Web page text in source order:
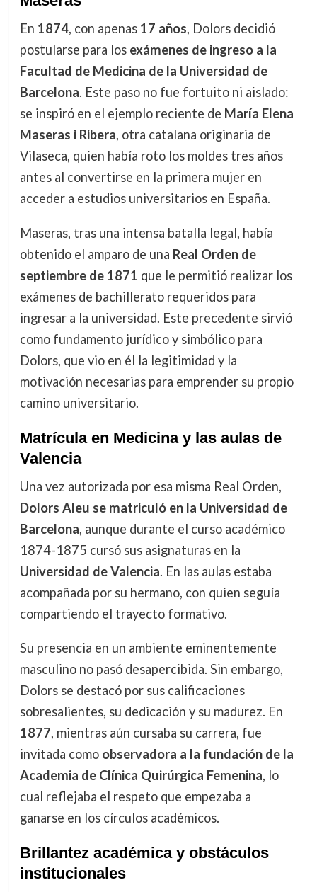
En 1874, con apenas 17 años, Dolors decidió
postularse para los exámenes de ingreso a la
Facultad de Medicina de la Universidad de
Barcelona. Este paso no fue fortuito ni aislado:
se inspiró en el ejemplo reciente de María Elena
Maseras i Ribera, otra catalana originaria de
Vilaseca, quien había roto los moldes tres años
antes al convertirse en la primera mujer en
acceder a estudios universitarios en España.
Maseras, tras una intensa batalla legal, había
obtenido el amparo de una Real Orden de
septiembre de 1871 que le permitió realizar los
exámenes de bachillerato requeridos para
ingresar a la universidad. Este precedente sirvió
como fundamento jurídico y simbólico para
Dolors, que vio en él la legitimidad y la
motivación necesarias para emprender su propio
camino universitario.
Matrícula en Medicina y las aulas de
Valencia
Una vez autorizada por esa misma Real Orden,
Dolors Aleu se matriculó en la Universidad de
Barcelona, aunque durante el curso académico
1874-1875 cursó sus asignaturas en la
Universidad de Valencia. En las aulas estaba
acompañada por su hermano, con quien seguía
compartiendo el trayecto formativo.
Su presencia en un ambiente eminentemente
masculino no pasó desapercibida. Sin embargo,
Dolors se destacó por sus calificaciones
sobresalientes, su dedicación y su madurez. En
1877, mientras aún cursaba su carrera, fue
invitada como observadora a la fundación de la
Academia de Clínica Quirúrgica Femenina, lo
cual reflejaba el respeto que empezaba a
ganarse en los círculos académicos.
Brillantez académica y obstáculos
institucionales